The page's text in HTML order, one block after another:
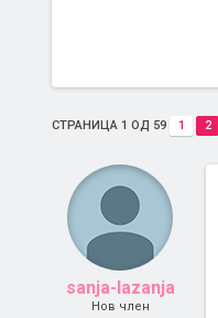
СТРАНИЦА 1 ОД 59 1 2
sanja-lazanja
Нов член